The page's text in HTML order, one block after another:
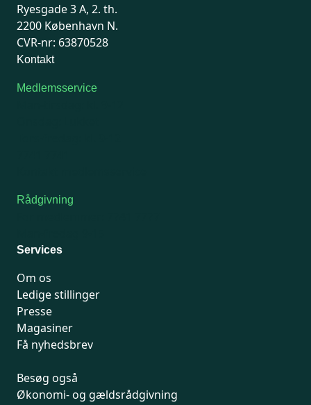
Ryesgade 3 A, 2. th.
2200 København N.
CVR-nr: 63870528
Kontakt
Medlemsservice
Rådgivning
Services
Om os
Ledige stillinger
Presse
Magasiner
Få nyhedsbrev
Besøg også
Økonomi- og gældsrådgivning